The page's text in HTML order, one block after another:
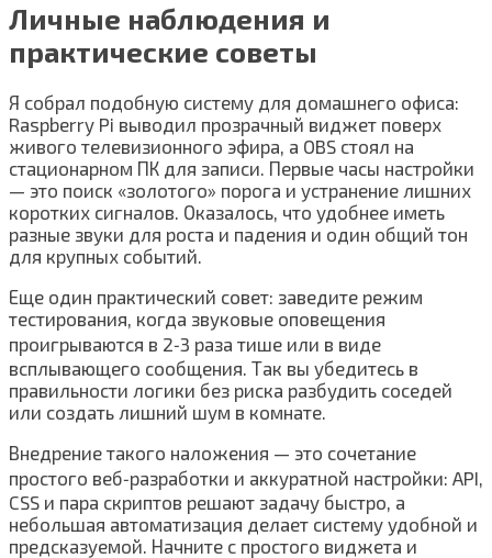
Личные наблюдения и
практические советы
Я собрал подобную систему для домашнего офиса:
Raspberry Pi выводил прозрачный виджет поверх
живого телевизионного эфира, а OBS стоял на
стационарном ПК для записи. Первые часы настройки
— это поиск «золотого» порога и устранение лишних
коротких сигналов. Оказалось, что удобнее иметь
разные звуки для роста и падения и один общий тон
для крупных событий.
Еще один практический совет: заведите режим
тестирования, когда звуковые оповещения
проигрываются в 2‑3 раза тише или в виде
всплывающего сообщения. Так вы убедитесь в
правильности логики без риска разбудить соседей
или создать лишний шум в комнате.
Внедрение такого наложения — это сочетание
простого веб‑разработки и аккуратной настройки: API,
CSS и пара скриптов решают задачу быстро, а
небольшая автоматизация делает систему удобной и
предсказуемой. Начните с простого виджета и